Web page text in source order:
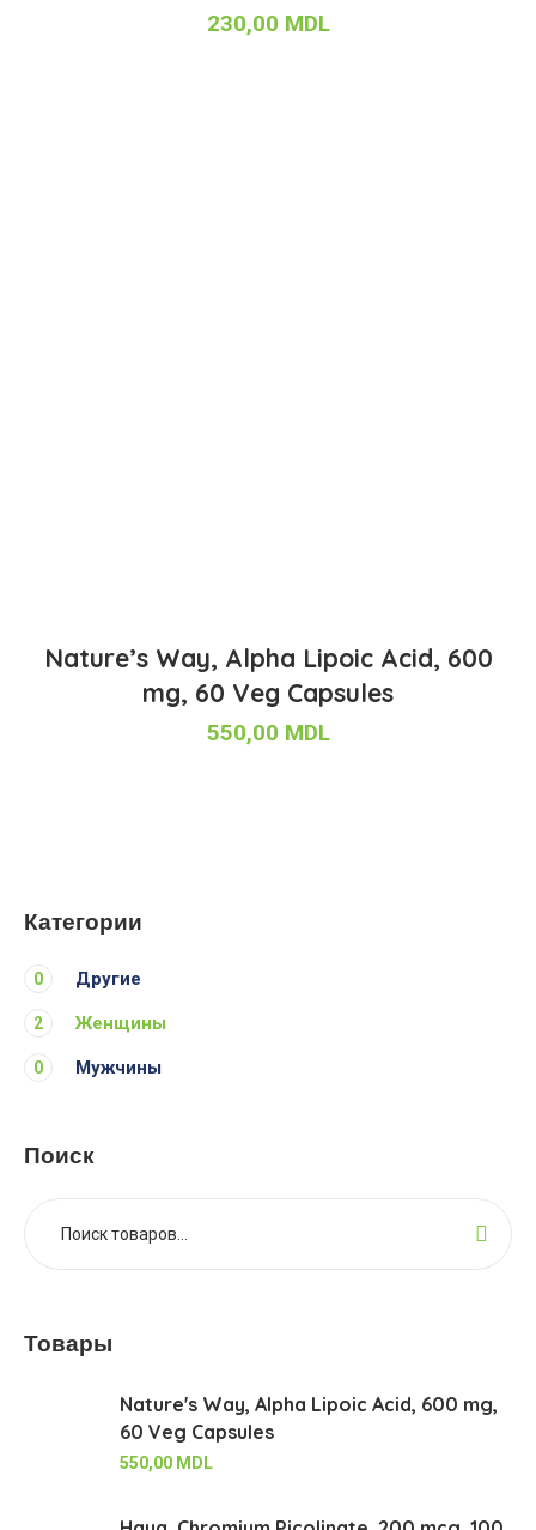
230,00 MDL
Nature’s Way, Alpha Lipoic Acid, 600
mg, 60 Veg Capsules
550,00 MDL
Категории
Другие
0
Женщины
2
Мужчины
0
Поиск
Товары
Nature's Way, Alpha Lipoic Acid, 600 mg,
60 Veg Capsules
550,00 MDL